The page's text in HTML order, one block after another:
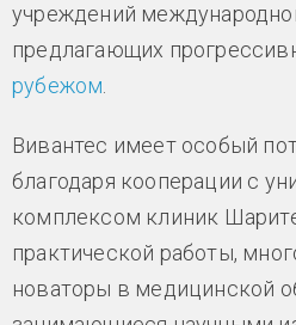
учреждений
предлагающих
рубежом.
Вивантес имеет особый
благодаря кооперации с
комплексом клиник
практической работы,
новаторы в медицинской